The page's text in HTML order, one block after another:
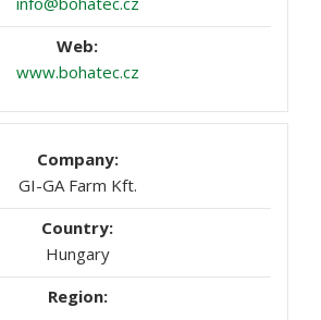
www.bohatec.cz
GI-GA Farm Kft.
Hungary